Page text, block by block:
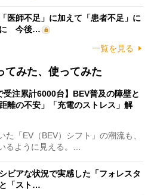
医師不足」に加えて「患者不足」に
に 今後…
一覧を見る
てみた、使ってみた
受注累計6000台】BEV普及の障壁と
離の不安」「充電のストレス」解
「EV（BEV）シフト」の潮流も、
るように見える。…
ビアな状況で実感した「フォレスタ
「スト…